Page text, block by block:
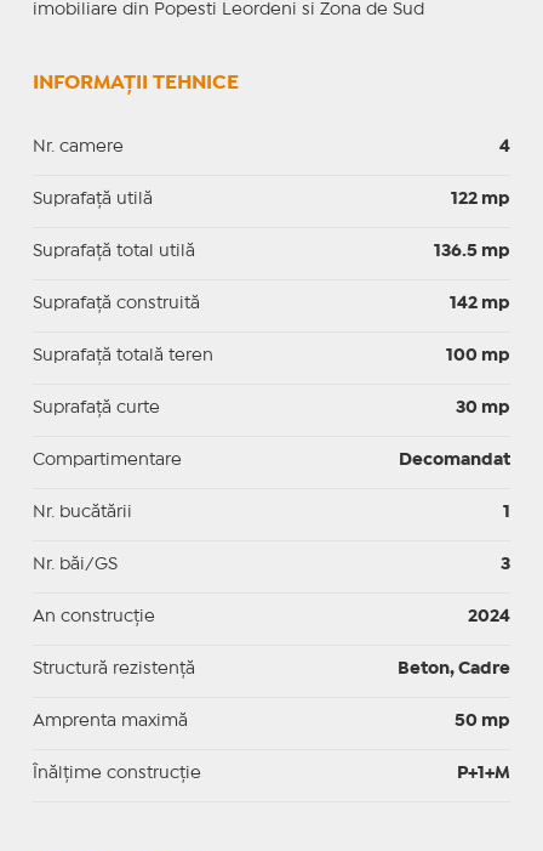
imobiliare din Popesti Leordeni si Zona de Sud
INFORMAȚII TEHNICE
Nr. camere 4
Suprafaţă utilă 122 mp
Suprafaţă total utilă 136.5 mp
Suprafaţă construită 142 mp
Suprafață totală teren 100 mp
Suprafaţă curte 30 mp
Compartimentare Decomandat
Nr. bucătării 1
Nr. băi/GS 3
An construcție 2024
Structură rezistență Beton, Cadre
Amprenta maximă 50 mp
Înălțime construcție P+1+M